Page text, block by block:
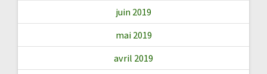
juin 2019
mai 2019
avril 2019